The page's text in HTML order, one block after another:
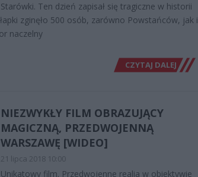
Starówki. Ten dzień zapisał się tragiczne w historii
zginęło 500 osób, zarówno Powstańców, jak i
naczelny
CZYTAJ DALEJ
NIEZWYKŁY FILM OBRAZUJĄCY
MAGICZNĄ, PRZEDWOJENNĄ
WARSZAWĘ [WIDEO]
21 lipca 2018 10:00
Unikatowy film. Przedwojenne realia w obiektywie